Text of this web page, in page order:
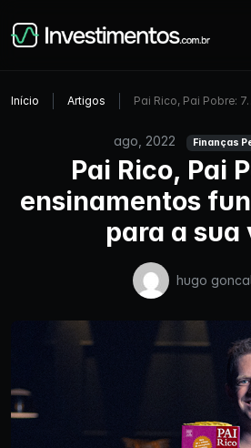
Início Artigos Pai Rico, Pai Pobre:
ago, 2022 Finanças
Pai Rico, Pai
ensinamentos
para a sua
hugo